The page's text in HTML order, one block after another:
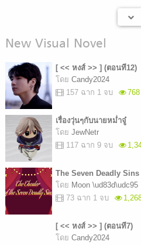
New Visual Novel
[ << หงส์ >> ] (ตอนที12)
โดย Candy2024
157 ฉาก 1 จบ
768
เรื่องวุ่นๆกับนายหม่ำจู๋
โดย JewNetr
117 ฉาก 9 จบ
The Seven Deadly
โดย Moon \ud83d\udc95
73 ฉาก 1 จบ
[ << หงส์ >> ] (ตอนที7)
โดย Candy2024